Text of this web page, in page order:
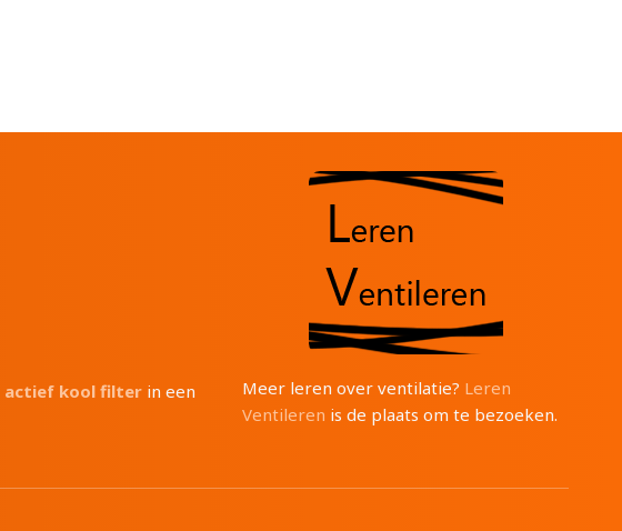
actief kool filter in een
Meer leren over ventilatie? Leren
Ventileren is de plaats om te bezoeken.